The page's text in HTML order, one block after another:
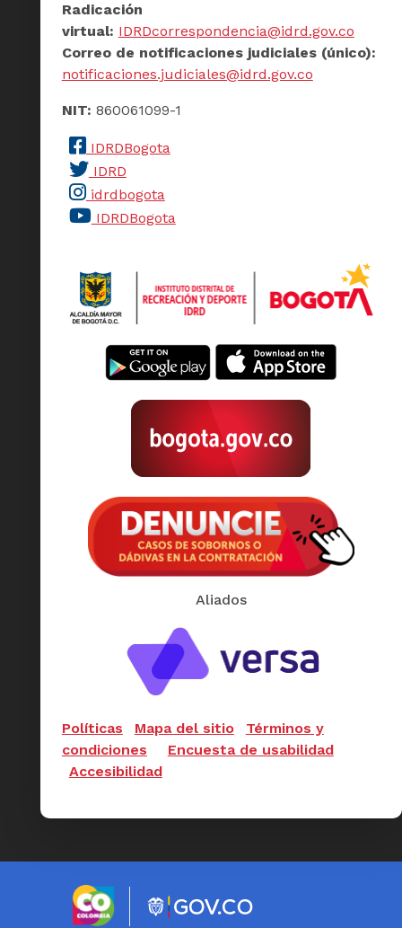
Radicación
virtual: IDRDcorrespondencia@idrd.gov.co
Correo de notificaciones judiciales (único):
notificaciones.judiciales@idrd.gov.co
NIT: 860061099-1
IDRDBogota
IDRD
idrdbogota
IDRDBogota
Aliados
Políticas Mapa del sitio
Términos y
condiciones
Encuesta de usabilidad
Accesibilidad